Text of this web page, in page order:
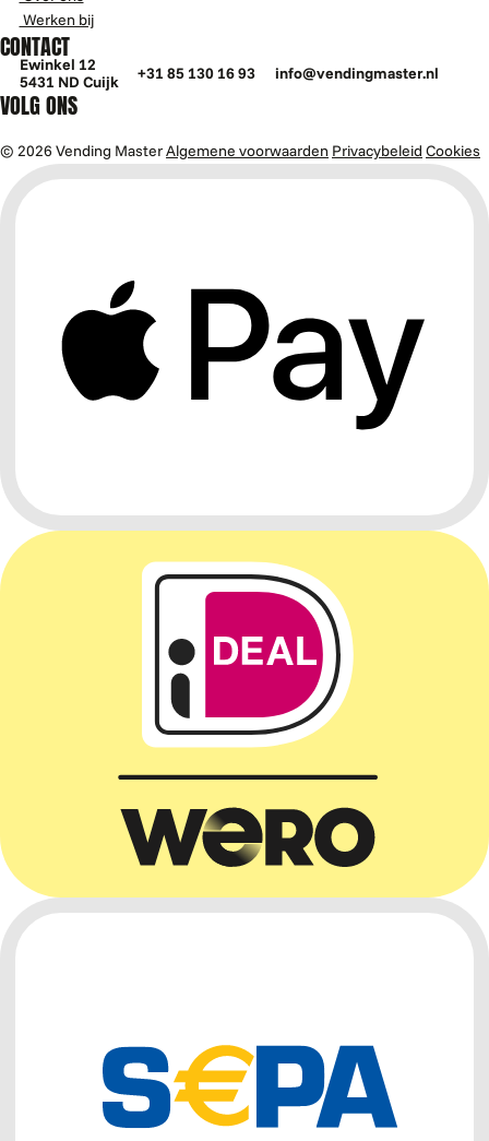
Werken bij
CONTACT
Ewinkel 12
5431 ND Cuijk
+31 85 130 16 93 info@vendingmaster.nl
VOLG ONS
© 2026 Vending MasterAlgemene voorwaarden Privacybeleid Cookies